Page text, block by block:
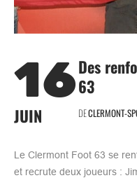
16
JUIN
Des
63
DECLERMONT-
Le Clermont Foot 63 se
et recrute deux joueurs :